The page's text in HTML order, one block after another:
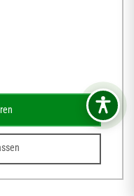
HORIZON Digitalagentur